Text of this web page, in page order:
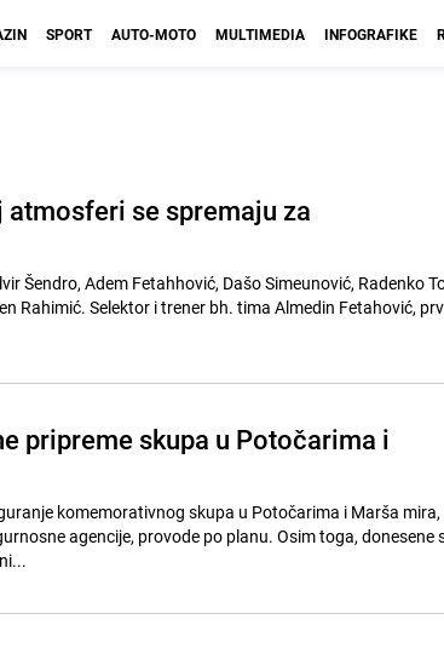
SPORT AUTO-MOTO MULTIMEDIA INFOGRAFIKE
se spremaju za
Šendro, Adem Fetahhović, Dašo Simeunović, Radenko
Rahimić. Selektor i trener bh. tima Almedin Fetahović,
pripreme skupa u Potočarima i
komemorativnog skupa u Potočarima i Marša mira,
agencije, provode po planu. Osim toga, donesene